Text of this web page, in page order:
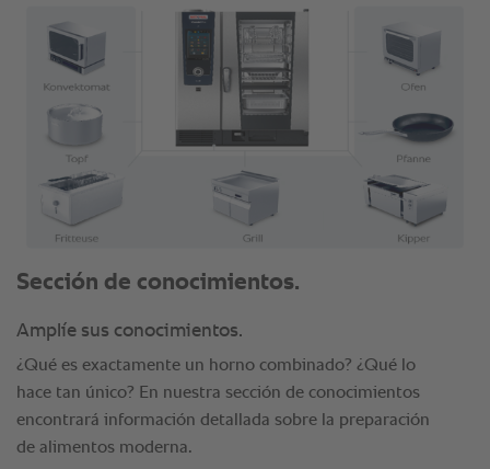
Sección de conocimientos.
Amplíe sus conocimientos.
¿Qué es exactamente un horno combinado? ¿Qué lo
hace tan único? En nuestra sección de conocimientos
encontrará información detallada sobre la preparación
de alimentos moderna.